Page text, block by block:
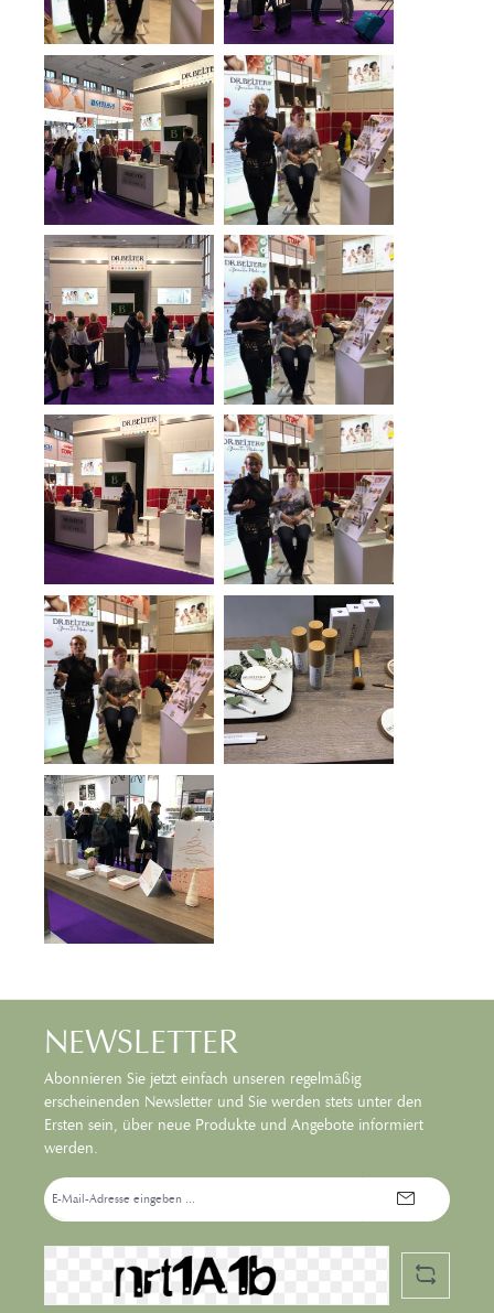
NEWSLETTER
Abonnieren Sie jetzt einfach unseren regelmäßig
erscheinenden Newsletter und Sie werden stets unter den
Ersten sein, über neue Produkte und Angebote informiert
werden.
E-
Mail-
Adresse*